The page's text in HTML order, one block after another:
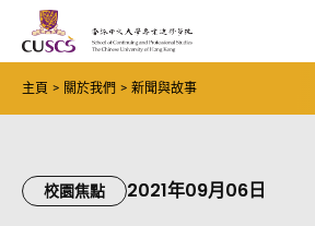
Skip to main content
The Chinese Univeristy of hong Kong
主頁 關於我們 新聞與故事
校園焦點 2021年09月06日